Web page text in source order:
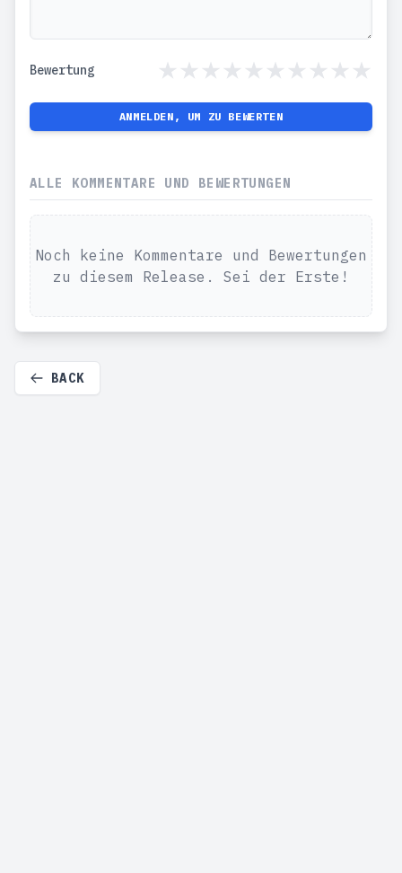
Bewertung
ANMELDEN, UM ZU BEWERTEN
ALLE KOMMENTARE UND BEWERTUNGEN
Noch keine Kommentare und Bewertungen
zu diesem Release. Sei der Erste!
BACK